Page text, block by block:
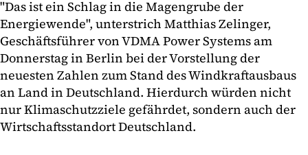
"Das ist ein Schlag in die Magengrube der
Energiewende", unterstrich Matthias Zelinger,
Geschäftsführer von VDMA Power Systems am
Donnerstag in Berlin bei der Vorstellung der
neuesten Zahlen zum Stand des Windkraftausbaus
an Land in Deutschland. Hierdurch würden nicht
nur Klimaschutzziele gefährdet, sondern auch der
Wirtschaftsstandort Deutschland.